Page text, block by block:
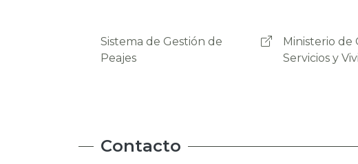
Ministerio de Obras Públicas
Servicios y Vivienda
Carreteras
Contacto